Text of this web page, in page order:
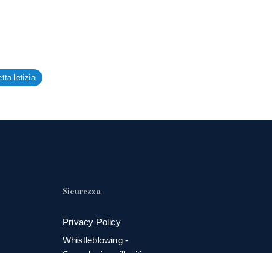
letizia
Sicurezza
Privacy Policy
Whistleblowing -